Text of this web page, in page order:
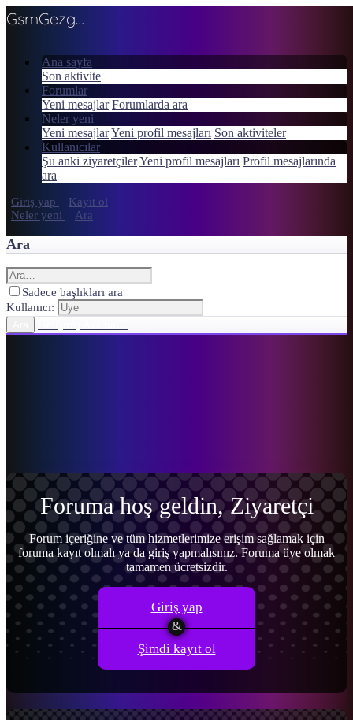
GsmGezgini
Ana sayfa
Son aktivite
Forumlar
Yeni mesajlar Forumlarda ara
Neler yeni
Yeni mesajlarYeni profil mesajları Son aktiviteler
Kullanıcılar
Şu anki ziyaretçilerYeni profil mesajları Profil mesajlarında
ara
Giriş yap
Kayıt ol
Neler yeni
Ara
Ara
Sadece başlıkları ara
Kullanıcı:
Foruma hoş geldin, Ziyaretçi
Forum içeriğine ve tüm hizmetlerimize erişim sağlamak için
foruma kayıt olmalı ya da giriş yapmalısınız. Foruma üye olmak
tamamen ücretsizdir.
Giriş yap
Şimdi kayıt ol